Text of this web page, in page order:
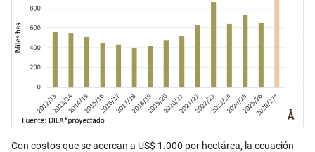
Con costos que se acercan a US$ 1.000 por hectárea, la ecuación